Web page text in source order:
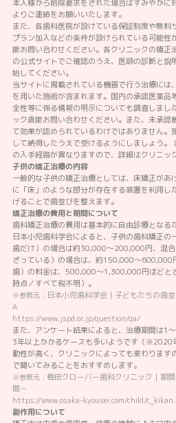
本人様から削除要求をされた場合はすみやかに
よりご連絡をお願いいたします。
また、各歯科医院が設けている保証制度や無料
プラン加入などの条件が設けられている可能性
接お問い合わせください。各クリニックの矯正
の公式サイトでご確認のうえ、医師の診断と説
始してください。
当サイトに掲載されている機器で行う治療には
を用いた施術が含まれます。国内の承認医薬品
全性等に係る情報の明示についても調査しまし
ック直接お問い合わせください。また、未承認
て効果が認められているわけではありません。
して納得したうえで受けるようにしましょう
の入手経路が異なりますので、詳細はクリニッ
子供の矯正治療の内容
一般的な子供の矯正治療としては、床矯正があ
に「床」のような部分が存在する装置を利用し
げることで歯並びを整えます。
矯正治療の費用と期間について
歯科矯正治療の費用は基本的に自由診療となる
日本小児歯科学会によると、子供の歯科矯正の
歯だけ）の場合は約30,000～200,000円、混
ざっている）の場合は、約150,000～600,000
歯）の料金は、500,000～1,300,000円ほど
時点／すべて税不明）。
※参照元： 日本小児歯科学会｜子どもたちの歯
A
https://www.jspd.or.jp/question/qa/
また、アンケート結果によると、治療期間は1
3年以上かかるケースも多いようです（※2020
動性が高く、クリニックによっても変わります
で聞いてみることをおすすめします。
※参照元： 梅田クローバー歯科クリニック｜期
間－
https://www.osaka-kyousei.com/child/
副作用について